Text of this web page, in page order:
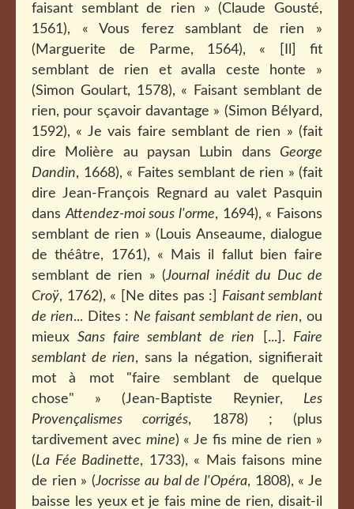
faisant semblant de rien » (Claude Gousté,
1561), « Vous ferez samblant de rien »
(Marguerite de Parme, 1564), « [Il] fit
semblant de rien et avalla ceste honte »
(Simon Goulart, 1578), « Faisant semblant de
rien, pour sçavoir davantage » (Simon Bélyard,
1592), « Je vais faire semblant de rien » (fait
dire Molière au paysan Lubin dans George
Dandin, 1668), « Faites semblant de rien » (fait
dire Jean-François Regnard au valet Pasquin
dansAttendez-moi sous l'orme, 1694), « Faisons
semblant de rien » (Louis Anseaume, dialogue
de théâtre, 1761), « Mais il fallut bien faire
semblant de rien » (Journal inédit du Duc de
Croÿ, 1762), « [Ne dites pas :] Faisant semblant
de rien... Dites : Ne faisant semblant de rien, ou
mieuxSans faire semblant de rien [...]. Faire
semblant de rien, sans la négation, signifierait
mot à mot "faire semblant de quelque
chose" » (Jean-Baptiste Reynier, Les
Provençalismes corrigés, 1878) ; (plus
tardivement avec mine) « Je fis mine de rien »
(La Fée Badinette, 1733), « Mais faisons mine
de rien » (Jocrisse au bal de l'Opéra, 1808), « Je
baisse les yeux et je fais mine de rien, disait-il